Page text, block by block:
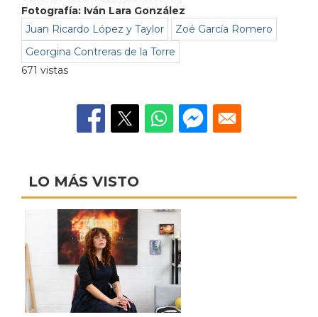
Fotografía: Iván Lara González
Juan Ricardo López y Taylor
Zoé García Romero
Georgina Contreras de la Torre
671 vistas
LO MÁS VISTO